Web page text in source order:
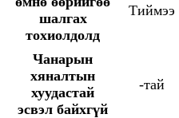
шалгах
тохиолдолд
Тиймээ
Чанарын
хяналтын
хуудастай
эсвэл байхгүй
-тай